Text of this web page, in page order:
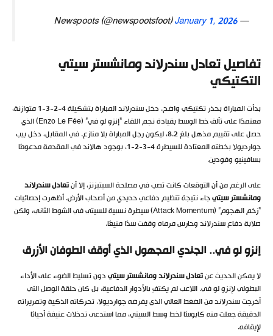
— Newspoots (@newspootsfoot)
January 1, 2026
تفاصيل تعادل سندرلاند ومانشستر سيتي
التكتيكي
بدأت المباراة بحذر تكتيكي واضح. دخل سندرلاند المباراة بتشكيلة 4-2-3-1 متوازنة،
معتمدًا على تألق خط الوسط بقيادة نجم اللقاء “إنزو لو في” (Enzo Le Fée) الذي
حصل على تقييم مذهل بلغ 8.2، ليكون رجل المباراة بلا منازع. في المقابل، دخل بيب
جوارديولا بخطته المعتادة للسيطرة 4-3-2-1، بوجود هالاند في المقدمة مدعومًا
بسافينيو وفودين.
على الرغم من أن التوقعات كانت تصب في مصلحة السيتيزنز، إلا أنتعادل سندرلاند
ومانشستر سيتيجاء نتيجة تنظيم دفاعي حديدي من أصحاب الأرض. أظهرت إحصائيات
“زخم الهجوم” (Attack Momentum) سيطرة نسبية للسيتي في الشوط الثاني، ولكن
صلابة دفاع سندرلاند وحارس مرماه وقفت سدًا منيعًا.
إنزو لو في.. الجندي المجهول الذي أوقف الطوفان الأزرق
لا يمكن الحديث عنتعادل سندرلاند ومانشستر سيتيدون تسليط الضوء على الأداء
البطولي لإنزو لو في. اللاعب لم يكتفِ بالأدوار الدفاعية، بل كان حلقة الوصل التي
أخرجت سندرلاند من الضغط العالي الذي يفرضه جوارديولا. تحركاته الذكية وتمريراته
الدقيقة جعلت منه كابوسًا لخط وسط السيتي، مما استدعى تدخلات عنيفة أحيانًا
لإيقافه.